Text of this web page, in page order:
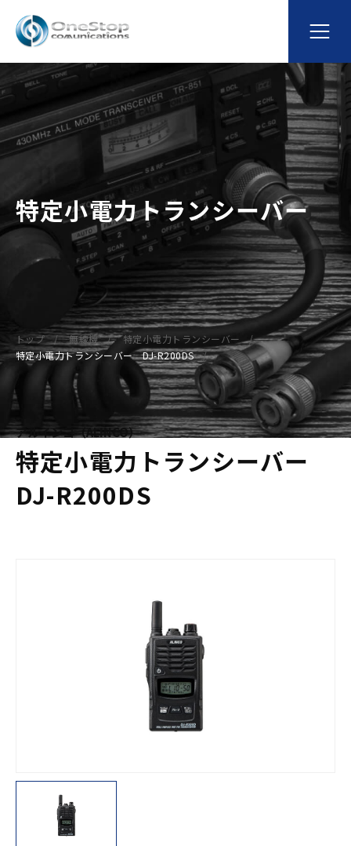
特定小電力トランシーバー
トップ 無線機
特定小電力トランシーバー
特定小電力トランシーバー DJ-R200DS
アルインコ（ALINCO）
特定小電力トランシーバー
DJ-R200DS